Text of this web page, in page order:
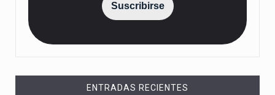
Suscribirse
ENTRADAS RECIENTES